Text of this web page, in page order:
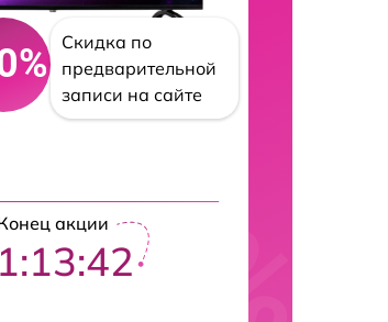
Скидка по
предварительной
записи на сайте
акции